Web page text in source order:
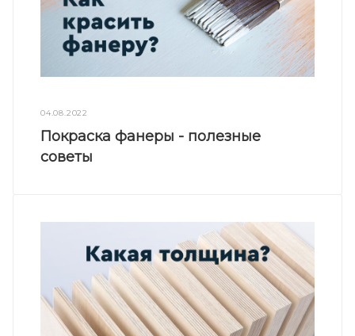
04.08.2022
Покраска фанеры - полезные
советы